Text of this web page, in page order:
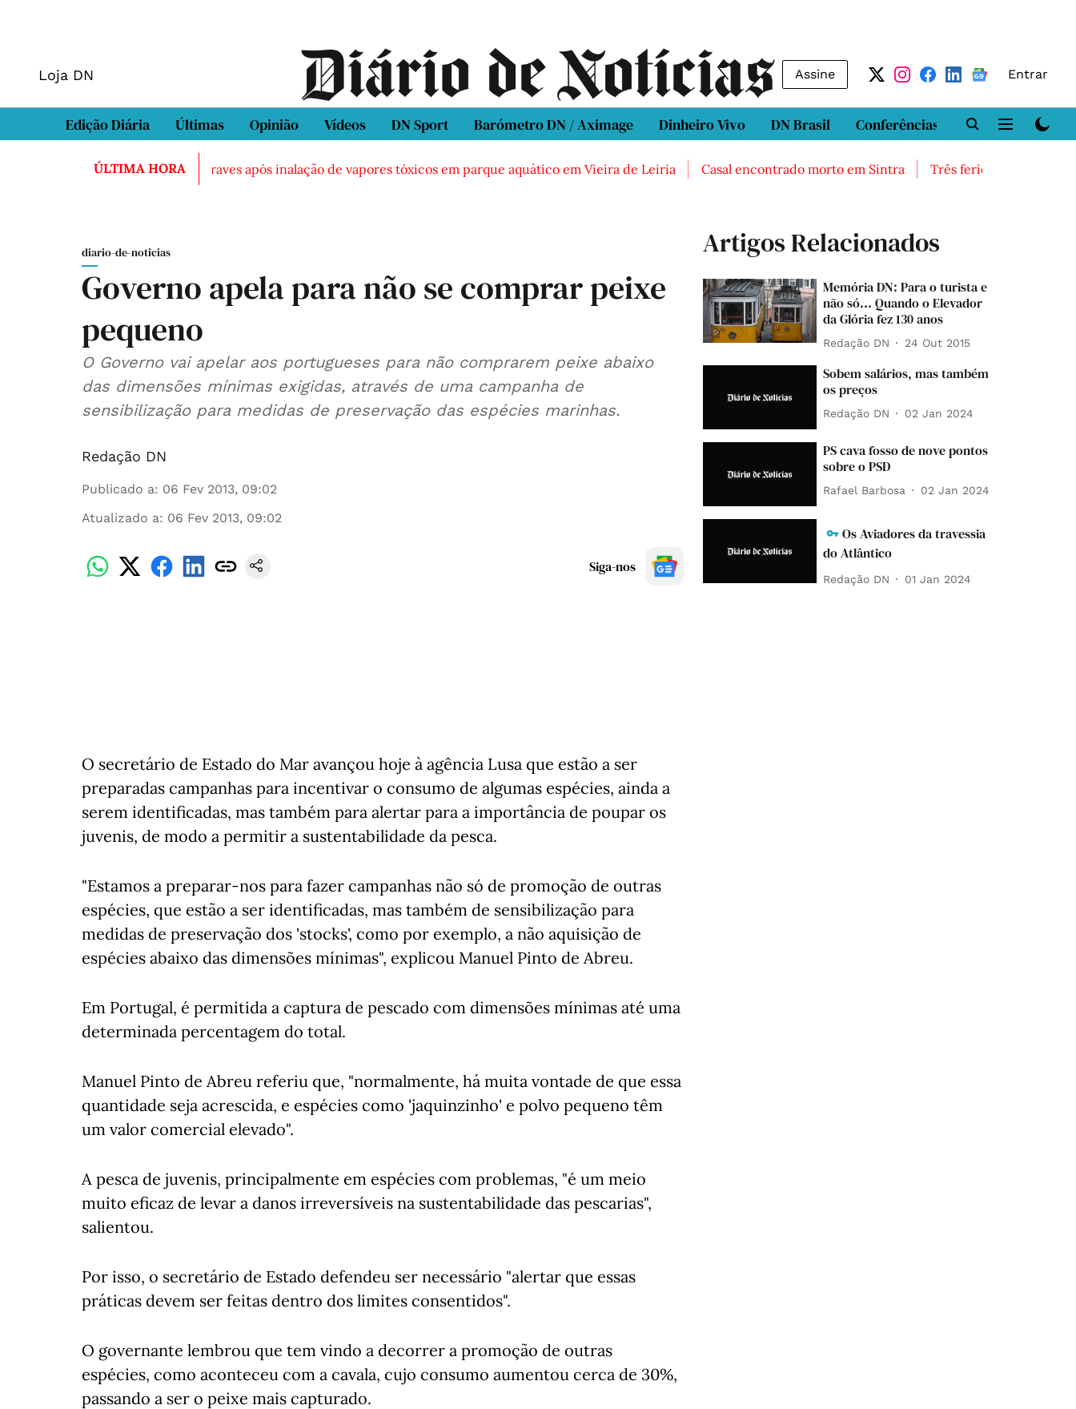
Loja DN Assine Entrar
Edição Diária Últimas Opinião Vídeos DN Sport Barómetro DN / Aximage Dinheiro Vivo DN Brasil Conferências DN LAB
ÚLTIMA HORA
Três feridos graves após inalação de vapores tóxicos em parque aquático em Vieira de Leiria Casal encontrado morto em Sintra Três feridos graves após
diario-de-noticias
Governo apela para não se comprar peixe
pequeno
O Governo vai apelar aos portugueses para não comprarem peixe abaixo
das dimensões mínimas exigidas, através de uma campanha de
sensibilização para medidas de preservação das espécies marinhas.
Redação DN
Publicado a: 06 Fev 2013, 09:02
Atualizado a: 06 Fev 2013, 09:02
Siga-nos
O secretário de Estado do Mar avançou hoje à agência Lusa que estão a ser
preparadas campanhas para incentivar o consumo de algumas espécies, ainda a
serem identificadas, mas também para alertar para a importância de poupar os
juvenis, de modo a permitir a sustentabilidade da pesca.
"Estamos a preparar-nos para fazer campanhas não só de promoção de outras
espécies, que estão a ser identificadas, mas também de sensibilização para
medidas de preservação dos 'stocks', como por exemplo, a não aquisição de
espécies abaixo das dimensões mínimas", explicou Manuel Pinto de Abreu.
Em Portugal, é permitida a captura de pescado com dimensões mínimas até uma
determinada percentagem do total.
Manuel Pinto de Abreu referiu que, "normalmente, há muita vontade de que essa
quantidade seja acrescida, e espécies como 'jaquinzinho' e polvo pequeno têm
um valor comercial elevado".
A pesca de juvenis, principalmente em espécies com problemas, "é um meio
muito eficaz de levar a danos irreversíveis na sustentabilidade das pescarias",
salientou.
Por isso, o secretário de Estado defendeu ser necessário "alertar que essas
práticas devem ser feitas dentro dos limites consentidos".
O governante lembrou que tem vindo a decorrer a promoção de outras
espécies, como aconteceu com a cavala, cujo consumo aumentou cerca de 30%,
passando a ser o peixe mais capturado.
Artigos Relacionados
Memória DN: Para o turista e
não só... Quando o Elevador
da Glória fez 130 anos
Redação DN 24 Out 2015
Sobem salários, mas também
os preços
Redação DN 02 Jan 2024
PS cava fosso de nove pontos
sobre o PSD
Rafael Barbosa 02 Jan 2024
Os Aviadores da travessia
do Atlântico
Redação DN 01 Jan 2024